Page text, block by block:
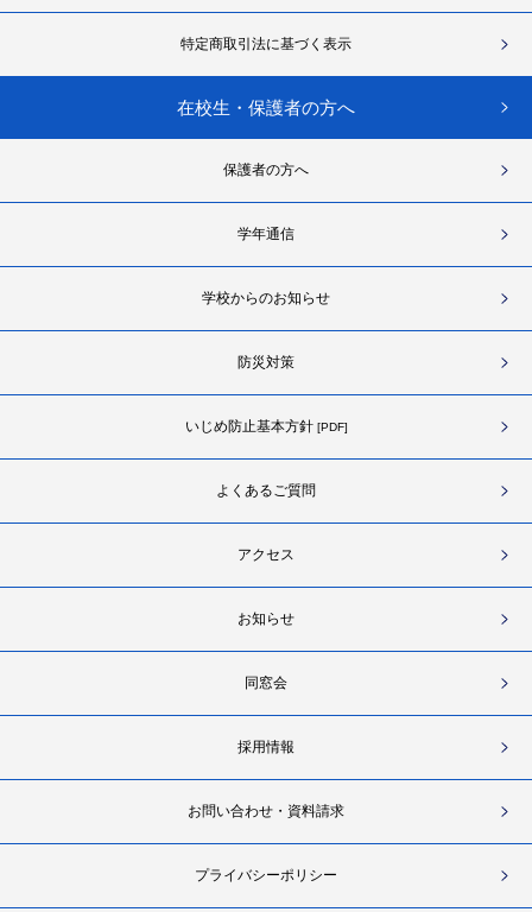
特定商取引法に基づく表示
在校生・保護者の方へ
保護者の方へ
学年通信
学校からのお知らせ
防災対策
いじめ防止基本方針[PDF]
よくあるご質問
アクセス
お知らせ
同窓会
採用情報
お問い合わせ・資料請求
プライバシーポリシー